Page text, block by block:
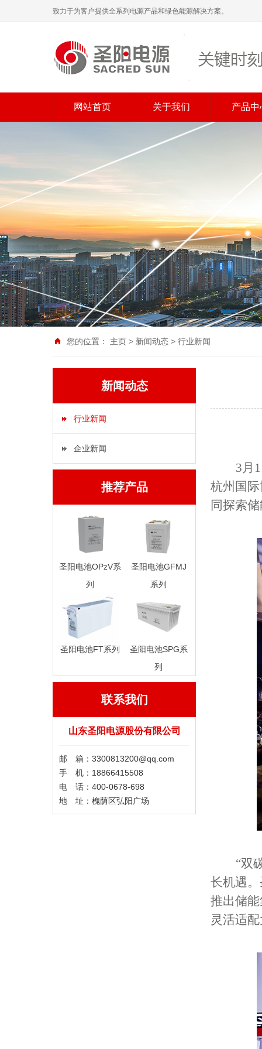
致力于为客户提供全系列电源产品和绿色能源解决方案。
网站首页 关于我们 产品中
您的位置： 主页 > 新闻动态 > 行业新闻
新闻动态
行业新闻
企业新闻
推荐产品
圣阳电池OPzV系
列
圣阳电池GFMJ
系列
圣阳电池FT系列
圣阳电池SPG系
列
联系我们
山东圣阳电源股份有限公司
邮 箱：3300813200@qq.com
手 机：18866415508
电 话：400-0678-698
地 址：槐荫区弘阳广场
3月
杭州国
同探索
“双
长机遇
推出储
灵活适